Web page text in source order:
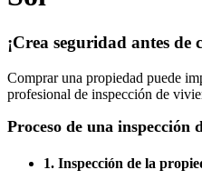
¡Crea seguridad antes
Comprar una propiedad puede
profesional de inspección de
Proceso de una inspección
1. Inspección de la